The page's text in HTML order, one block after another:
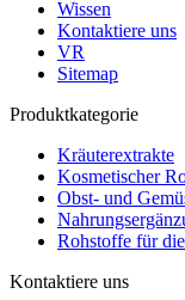
Wissen
Kontaktiere uns
VR
Sitemap
Produktkategorie
Kräuterextrakte
Kosmetischer
Obst- und
Rohstoffe für
Kontaktiere uns